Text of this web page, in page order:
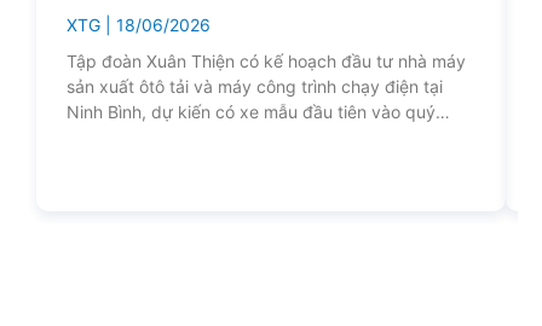
XTG
18/06/2026
Tập đoàn Xuân Thiện có kế hoạch đầu tư nhà máy
sản xuất ôtô tải và máy công trình chạy điện tại
Ninh Bình, dự kiến có xe mẫu đầu tiên vào quý